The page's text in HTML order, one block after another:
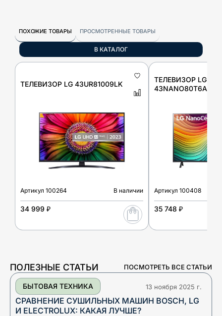
ПОХОЖИЕ ТОВАРЫ ПРОСМОТРЕННЫЕ ТОВАРЫ
В КАТАЛОГ
ТЕЛЕВИЗОР LG 43UR81009LK
Артикул 100264 В наличии
34 999 ₽
ТЕЛЕВИЗОР LG
43NANO80T6A
Артикул 100408
35 748 ₽
ПОЛЕЗНЫЕ СТАТЬИ ПОСМОТРЕТЬ ВСЕ СТАТЬИ
БЫТОВАЯ ТЕХНИКА 13 ноября 2025 г.
СРАВНЕНИЕ СУШИЛЬНЫХ МАШИН BOSCH, LG
И ELECTROLUX: КАКАЯ ЛУЧШЕ?